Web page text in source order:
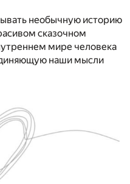
необычную историю
сказочном
мире человека
наши мысли